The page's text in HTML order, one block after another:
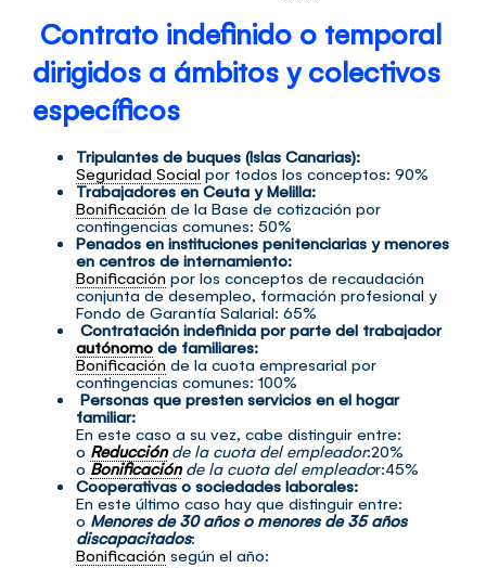
Contrato indefinido o temporal
dirigidos a ámbitos y colectivos
específicos
Tripulantes de buques (Islas Canarias):
Seguridad Social por todos los conceptos: 90%
Trabajadores en Ceuta y Melilla:
Bonificación de la Base de cotización por
contingencias comunes: 50%
Penados en instituciones penitenciarias y menores
en centros de internamiento:
Bonificación por los conceptos de recaudación
conjunta de desempleo, formación profesional y
Fondo de Garantía Salarial: 65%
Contratación indefinida por parte del trabajador
autónomo de familiares:
Bonificación de la cuota empresarial por
contingencias comunes: 100%
Personas que presten servicios en el hogar
familiar:
En este caso a su vez, cabe distinguir entre:
o Reducción de la cuota del empleador:20%
o Bonificación de la cuota del empleador:45%
Cooperativas o sociedades laborales:
En este último caso hay que distinguir entre:
o Menores de 30 años o menores de 35 años
discapacitados:
Bonificación según el año: